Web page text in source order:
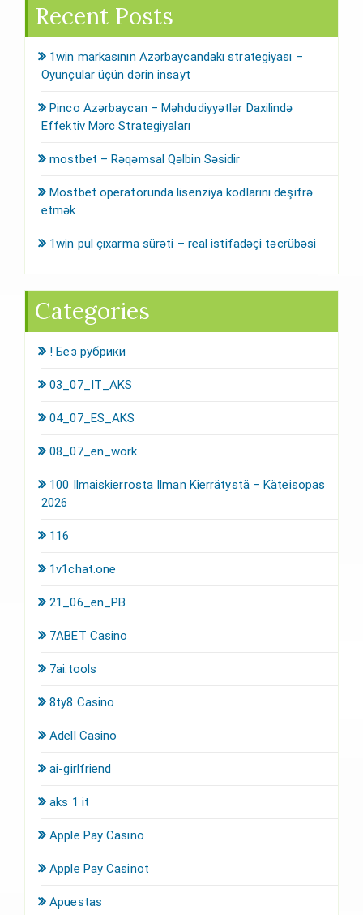
Recent Posts
1win markasının Azərbaycandakı strategiyası –
Oyunçular üçün dərin insayt
Pinco Azərbaycan – Məhdudiyyətlər Daxilində
Effektiv Mərc Strategiyaları
mostbet – Rəqəmsal Qəlbin Səsidir
Mostbet operatorunda lisenziya kodlarını deşifrə
etmək
1win pul çıxarma sürəti – real istifadəçi təcrübəsi
Categories
! Без рубрики
03_07_IT_AKS
04_07_ES_AKS
08_07_en_work
100 Ilmaiskierrosta Ilman Kierrätystä – Käteisopas
2026
116
1v1chat.one
21_06_en_PB
7ABET Casino
7ai.tools
8ty8 Casino
Adell Casino
ai-girlfriend
aks 1 it
Apple Pay Casino
Apple Pay Casinot
Apuestas